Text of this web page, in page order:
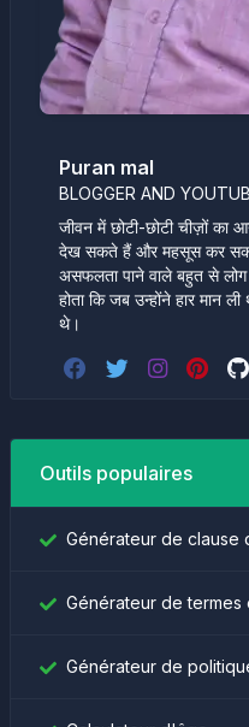
Puran mal
BLOGGER AND
जीवन में छोटी-छोटी चीज़ों
देख सकते हैं और महसूस कर
असफलता पाने वाले बहुत से लोग
होता कि जब उन्होंने हार मान
थे।
Outils populaires
Générateur de clause
Générateur de termes
Générateur de